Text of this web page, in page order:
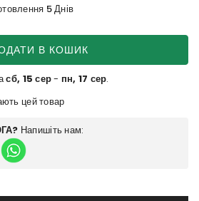
5 Днів
В КОШИК
сб, 15 сер- пн, 17 сер.
цей товар
Напишіть нам: